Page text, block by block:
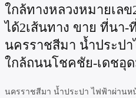
ใกล้ทางหลวงหมายเล
ได้2เส้นทาง ขาย ที่นา-
นครราชสีมา น้ำประป
ใกล้ถนนโชคชัย-เดชอุ
นครราชสีมา น้ำประปา ไฟฟ้าผ่านห